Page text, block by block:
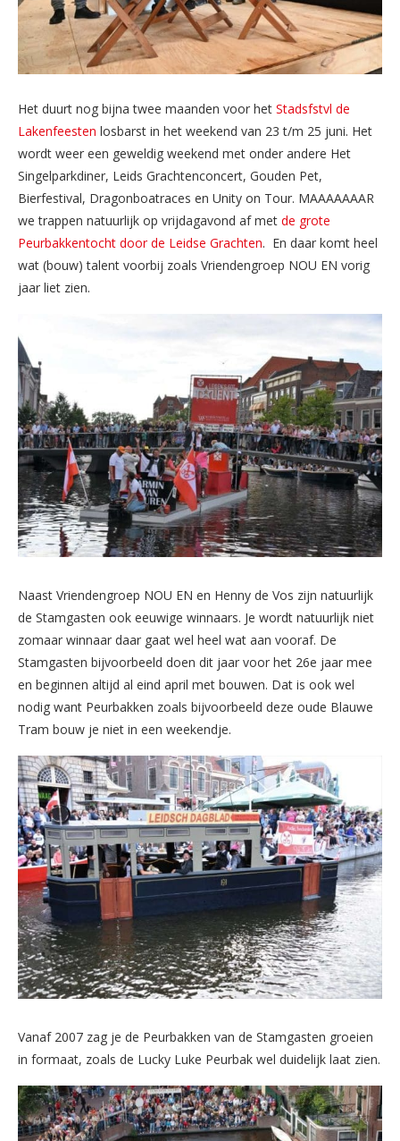
Het duurt nog bijna twee maanden voor het Stadsfstvl de
Lakenfeesten losbarst in het weekend van 23 t/m 25 juni. Het
wordt weer een geweldig weekend met onder andere Het
Singelparkdiner, Leids Grachtenconcert, Gouden Pet,
Bierfestival, Dragonboatraces en Unity on Tour. MAAAAAAAR
we trappen natuurlijk op vrijdagavond af met de grote
Peurbakkentocht door de Leidse Grachten. En daar komt heel
wat (bouw) talent voorbij zoals Vriendengroep NOU EN vorig
jaar liet zien.
Naast Vriendengroep NOU EN en Henny de Vos zijn natuurlijk
de Stamgasten ook eeuwige winnaars. Je wordt natuurlijk niet
zomaar winnaar daar gaat wel heel wat aan vooraf. De
Stamgasten bijvoorbeeld doen dit jaar voor het 26e jaar mee
en beginnen altijd al eind april met bouwen. Dat is ook wel
nodig want Peurbakken zoals bijvoorbeeld deze oude Blauwe
Tram bouw je niet in een weekendje.
Vanaf 2007 zag je de Peurbakken van de Stamgasten groeien
in formaat, zoals de Lucky Luke Peurbak wel duidelijk laat zien.